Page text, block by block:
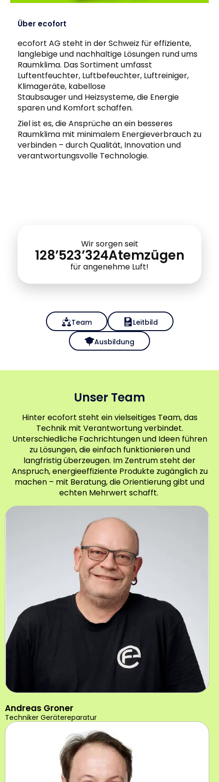
Über ecofort
ecofort AG steht in der Schweiz für effiziente,
langlebige und nachhaltige Lösungen rund ums
Raumklima. Das Sortiment umfasst
Luftentfeuchter, Luftbefeuchter, Luftreiniger,
Klimageräte, kabellose
Staubsauger und Heizsysteme, die Energie
sparen und Komfort schaffen.
Ziel ist es, die Ansprüche an ein besseres
Raumklima mit minimalem Energieverbrauch zu
verbinden – durch Qualität, Innovation und
verantwortungsvolle Technologie.
Wir sorgen seit
128’523’325Atemzügen
für angenehme Luft!
Team
Leitbild
Ausbildung
Unser Team
Hinter ecofort steht ein vielseitiges Team, das
Technik mit Verantwortung verbindet.
Unterschiedliche Fachrichtungen und Ideen führen
zu Lösungen, die einfach funktionieren und
langfristig überzeugen. Im Zentrum steht der
Anspruch, energieeffiziente Produkte zugänglich zu
machen – mit Beratung, die Orientierung gibt und
echten Mehrwert schafft.
Andreas Groner
Techniker Gerätereparatur